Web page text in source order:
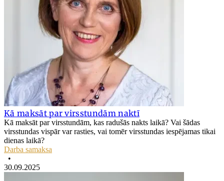
Kā maksāt par virsstundām naktī
Kā maksāt par virsstundām, kas radušās nakts laikā? Vai šādas
virsstundas vispār var rasties, vai tomēr virsstundas iespējamas tikai
dienas laikā?
Darba samaksa
•
30.09.2025